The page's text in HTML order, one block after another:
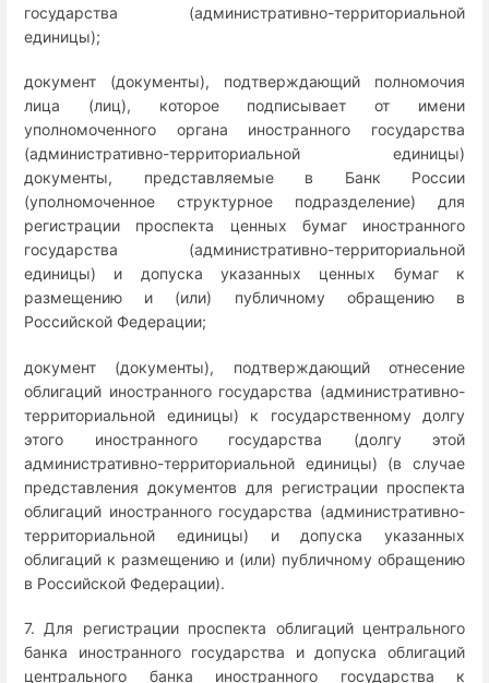
государства (административно-территориальной
единицы);
документ (документы), подтверждающий полномочия
лица (лиц), которое подписывает от имени
уполномоченного органа иностранного государства
(административно-территориальной единицы)
документы, представляемые в Банк России
(уполномоченное структурное подразделение) для
регистрации проспекта ценных бумаг иностранного
государства (административно-территориальной
единицы) и допуска указанных ценных бумаг к
размещению и (или) публичному обращению в
Российской Федерации;
документ (документы), подтверждающий отнесение
облигаций иностранного государства (административно-
территориальной единицы) к государственному долгу
этого иностранного государства (долгу этой
административно-территориальной единицы) (в случае
представления документов для регистрации проспекта
облигаций иностранного государства (административно-
территориальной единицы) и допуска указанных
облигаций к размещению и (или) публичному обращению
в Российской Федерации).
7. Для регистрации проспекта облигаций центрального
банка иностранного государства и допуска облигаций
центрального банка иностранного государства к